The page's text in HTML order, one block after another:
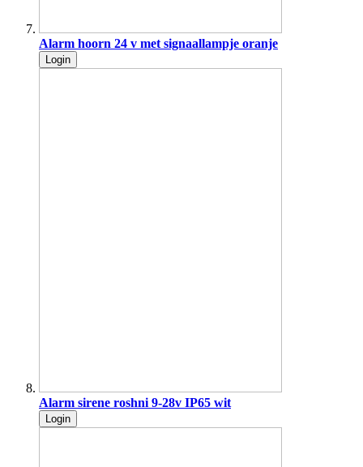
Alarm hoorn 24 v met signaallampje oranje
Login
Alarm sirene roshni 9-28v IP65 wit
Login